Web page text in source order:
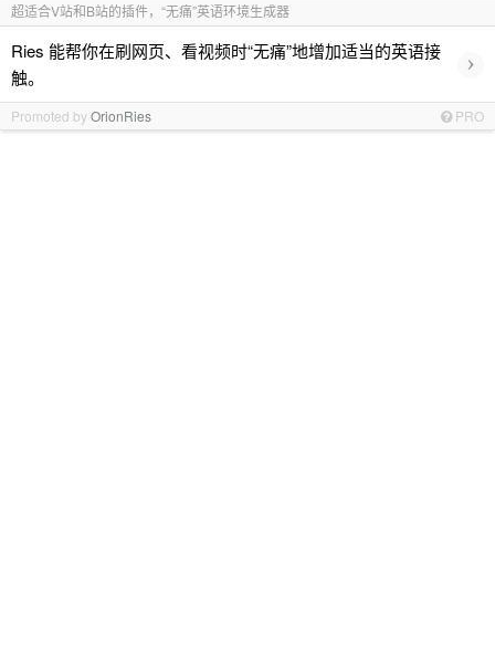
超适合V站和B站的插件，“无痛”英语环境生成器
Ries 能帮你在刷网页、看视频时“无痛”地增加适当的英语接
触。
›
Promoted byOrionRies PRO